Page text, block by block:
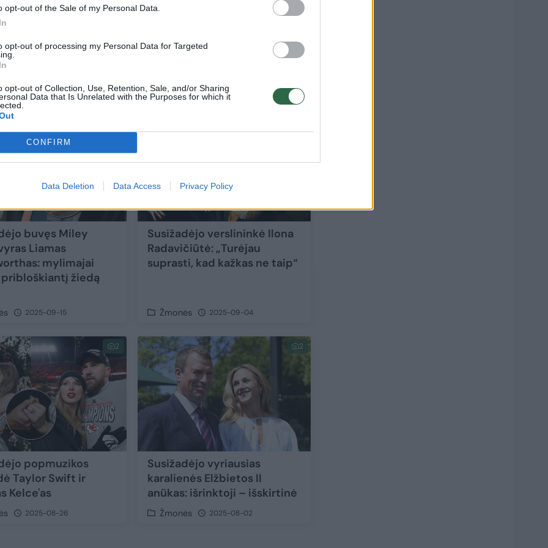
opt-out of the Sale of my Personal Data.
opt-out of processing my Personal Data for Targeted
opt-out of Collection, Use, Retention, Sale, and/or Sharing
Data that Is Unrelated with the Purposes for which it
CONFIRM
Data Deletion Data Access Privacy Policy
jos
Susižadėjo „Hario Poterio“ žvaigždė Emma
Žmonės
buvęs Miley
Liamas
mylimajai
žiedą
2025-09-15
Susižadėjo verslininkė Ilona
Radavičiūtė: „Turėjau
suprasti, kad kažkas ne taip“
Žmonės 2025-09-04
2
popmuzikos
Taylor Swift ir
Kelce'as
2025-08-26
2
Susižadėjo vyriausias
karalienės Elžbietos II
anūkas: išrinktoji – išskirtinė
Žmonės 2025-08-02